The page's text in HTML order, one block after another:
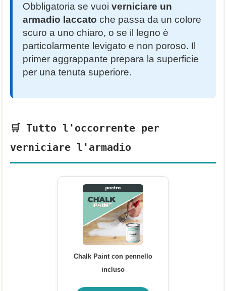
Obbligatoria se vuoi verniciare un
armadio laccato che passa da un colore
scuro a uno chiaro, o se il legno è
particolarmente levigato e non poroso. Il
primer aggrappante prepara la superficie
per una tenuta superiore.
🛒 Tutto l'occorrente per
verniciare l'armadio
Chalk Paint con pennello
incluso